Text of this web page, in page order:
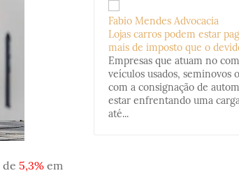
de 5,3%em
Fabio Mendes Advocacia
Lojas carros podem estar
mais de imposto que o
Empresas que atuam no
veículos usados, seminovos
com a consignação de
estar enfrentando uma
até...